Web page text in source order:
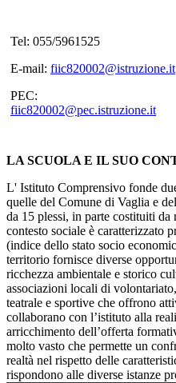
Tel: 055/5961525
E-mail: fiic820002@istruzione.it
PEC:
fiic820002@pec.istruzione.it
LA SCUOLA E IL SUO
L' Istituto Comprensivo fonde
quelle del Comune di Vaglia e
da 15 plessi, in parte costituiti
contesto sociale è caratterizzato
(indice dello stato socio
territorio fornisce diverse
ricchezza ambientale e storico
associazioni locali di
teatrale e sportive che offrono
collaborano con l’istituto alla
arricchimento dell’offerta
molto vasto che permette un
realtà nel rispetto delle
rispondono alle diverse istanze